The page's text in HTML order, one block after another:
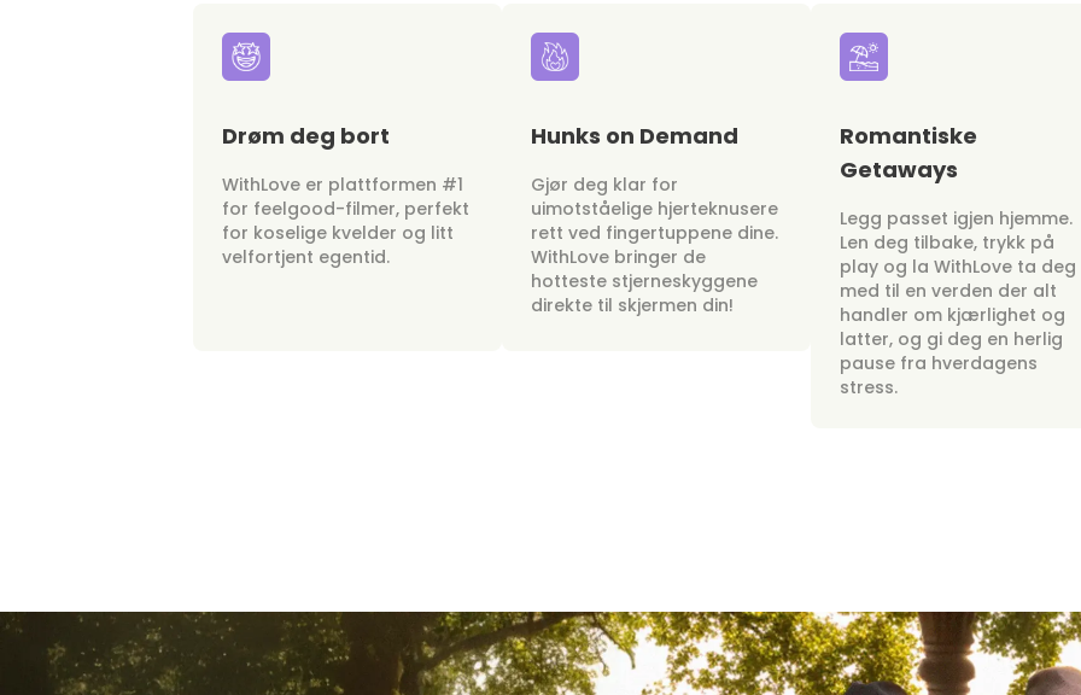
Drøm deg bort
WithLove er plattformen #1
for feelgood-filmer, perfekt
for koselige kvelder og litt
velfortjent egentid.
Hunks on Demand
Gjør deg klar for
uimotståelige hjerteknusere
rett ved fingertuppene dine.
WithLove bringer de
hotteste stjerneskyggene
direkte til skjermen din!
Romantiske
Getaways
Legg passet igjen hjemme.
Len deg tilbake, trykk på
play og la WithLove ta deg
med til en verden der alt
handler om kjærlighet og
latter, og gi deg en herlig
pause fra hverdagens
stress.